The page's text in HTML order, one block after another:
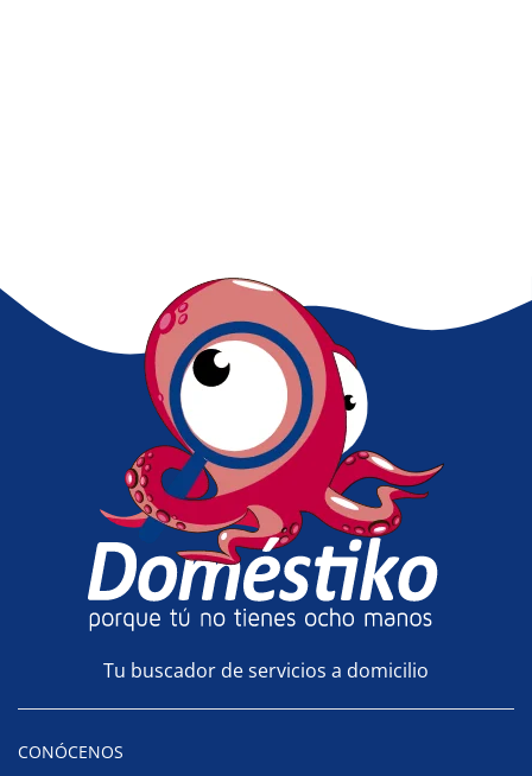
Tu buscador de servicios a domicilio
CONÓCENOS